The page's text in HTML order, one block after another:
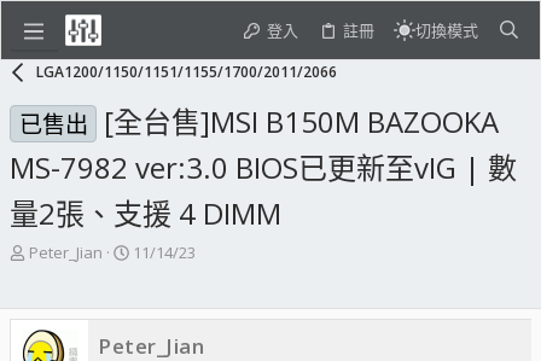
登入 註冊 切換模式
LGA1200/1150/1151/1155/1700/2011/2066
已售出 [全台售]MSI B150M BAZOOKA
MS-7982 ver:3.0 BIOS已更新至vIG | 數
量2張、支援 4 DIMM
主
起
人
Peter_Jian
開
期
11/14/23
Peter_Jian